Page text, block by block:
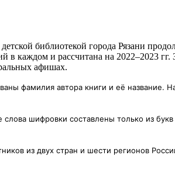
библиотекой города Рязани
в каждом и рассчитана на 2022–2023
афишах.
фамилия автора книги и её название.
шифровки составлены только из
из двух стран и шести регионов